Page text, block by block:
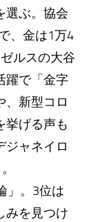
選ぶ。協会
、金は1万4
ルスの大谷
躍で「金字
、新型コロ
挙げる声も
ジャネイロ
」。3位は
みを見つけ